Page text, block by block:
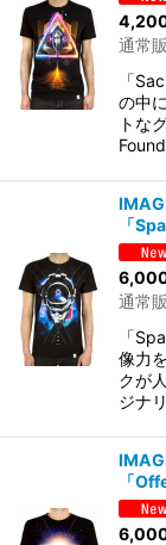
通常
「
の中
トな
「
通常
「
像力
クが
ジナ
「